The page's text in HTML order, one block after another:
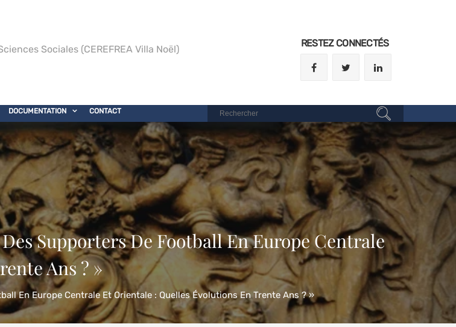
Sociales (CEREFREA Villa Noël) RESTEZ CONNECTÉS
DOCUMENTATION CONTACT
Supporters De Football En Europe Centrale
Ans ? »
En Europe Centrale Et Orientale : Quelles Évolutions En Trente Ans ? »